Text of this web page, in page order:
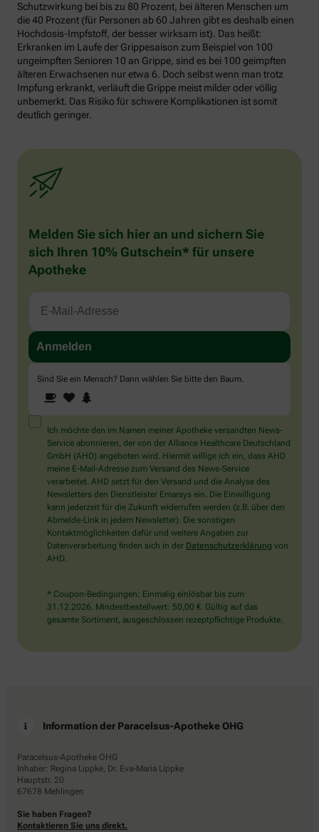
Schutzwirkung bei bis zu 80 Prozent, bei älteren Menschen um
die 40 Prozent (für Personen ab 60 Jahren gibt es deshalb einen
Hochdosis-Impfstoff, der besser wirksam ist). Das heißt:
Erkranken im Laufe der Grippesaison zum Beispiel von 100
ungeimpften Senioren 10 an Grippe, sind es bei 100 geimpften
älteren Erwachsenen nur etwa 6. Doch selbst wenn man trotz
Impfung erkrankt, verläuft die Grippe meist milder oder völlig
unbemerkt. Das Risiko für schwere Komplikationen ist somit
deutlich geringer.
Melden Sie sich hier an und sichern Sie
sich Ihren 10% Gutschein* für unsere
Apotheke
Sind Sie ein Mensch? Dann wählen Sie bitte den Baum.
Sind
Sie
ein
Mensch?
Dann
wählen
Sie
bitte
den
Baum.
1 2
Ich möchte den im Namen meiner Apotheke versandten News-
Service abonnieren, der von der Alliance Healthcare Deutschland
GmbH (AHD) angeboten wird. Hiermit willige ich ein, dass AHD
meine E-Mail-Adresse zum Versand des News-Service
verarbeitet. AHD setzt für den Versand und die Analyse des
Newsletters den Dienstleister Emarsys ein. Die Einwilligung
kann jederzeit für die Zukunft widerrufen werden (z.B. über den
Abmelde-Link in jedem Newsletter). Die sonstigen
Kontaktmöglichkeiten dafür und weitere Angaben zur
Datenverarbeitung finden sich in der Datenschutzerklärung von
AHD.
* Coupon-Bedingungen: Einmalig einlösbar bis zum
31.12.2026. Mindestbestellwert: 50,00 €. Gültig auf das
gesamte Sortiment, ausgeschlossen rezeptpflichtige Produkte.
Information der Paracelsus-Apotheke OHG
Paracelsus-Apotheke OHG
Inhaber: Regina Lippke, Dr. Eva-Maria Lippke
Hauptstr. 20
67678 Mehlingen
Sie haben Fragen?
Kontaktieren Sie uns direkt.